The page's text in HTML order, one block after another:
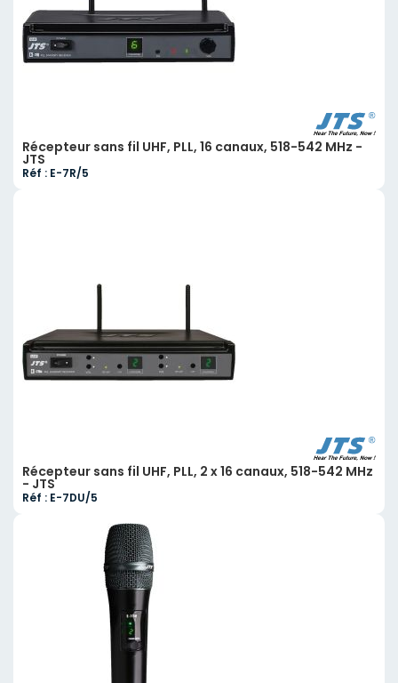
Récepteur sans fil UHF, PLL, 16 canaux, 518-542 MHz -
JTS
Réf : E-7R/5
Récepteur sans fil UHF, PLL, 2 x 16 canaux, 518-542 MHz
- JTS
Réf : E-7DU/5